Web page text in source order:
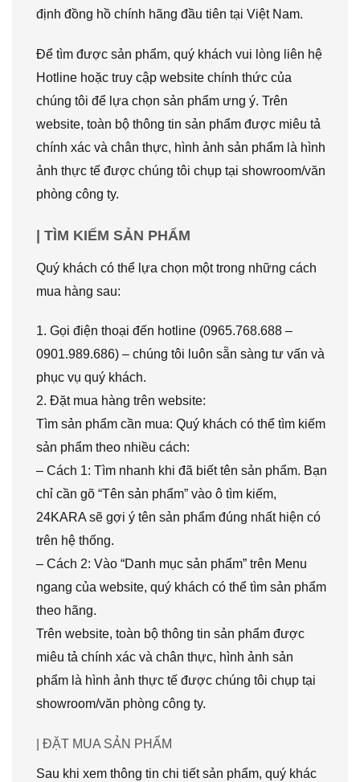
định đồng hồ chính hãng đầu tiên tại Việt Nam.
Để tìm được sản phẩm, quý khách vui lòng liên hệ
Hotline hoặc truy cập website chính thức của
chúng tôi để lựa chọn sản phẩm ưng ý. Trên
website, toàn bộ thông tin sản phẩm được miêu tả
chính xác và chân thực, hình ảnh sản phẩm là hình
ảnh thực tế được chúng tôi chụp tại showroom/văn
phòng công ty.
| TÌM KIẾM SẢN PHẨM
Quý khách có thể lựa chọn một trong những cách
mua hàng sau:
1. Gọi điện thoại đến hotline (0965.768.688 –
0901.989.686) – chúng tôi luôn sẵn sàng tư vấn và
phục vụ quý khách.
2. Đặt mua hàng trên website:
Tìm sản phẩm cần mua: Quý khách có thể tìm kiếm
sản phẩm theo nhiều cách:
– Cách 1: Tìm nhanh khi đã biết tên sản phẩm. Bạn
chỉ cần gõ “Tên sản phẩm” vào ô tìm kiếm,
24KARA sẽ gợi ý tên sản phẩm đúng nhất hiện có
trên hệ thống.
– Cách 2: Vào “Danh mục sản phẩm” trên Menu
ngang của website, quý khách có thể tìm sản phẩm
theo hãng.
Trên website, toàn bộ thông tin sản phẩm được
miêu tả chính xác và chân thực, hình ảnh sản
phẩm là hình ảnh thực tế được chúng tôi chụp tại
showroom/văn phòng công ty.
| ĐẶT MUA SẢN PHẨM
Sau khi xem thông tin chi tiết sản phẩm, quý khác